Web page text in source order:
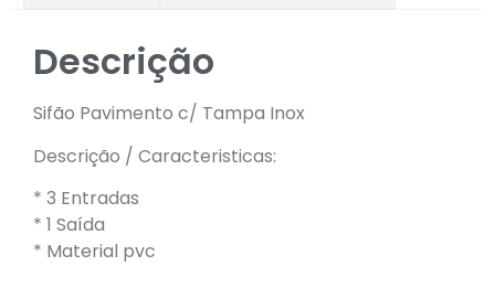
Descrição
Sifão Pavimento c/ Tampa Inox
Descrição / Caracteristicas:
* 3 Entradas
* 1 Saída
* Material pvc